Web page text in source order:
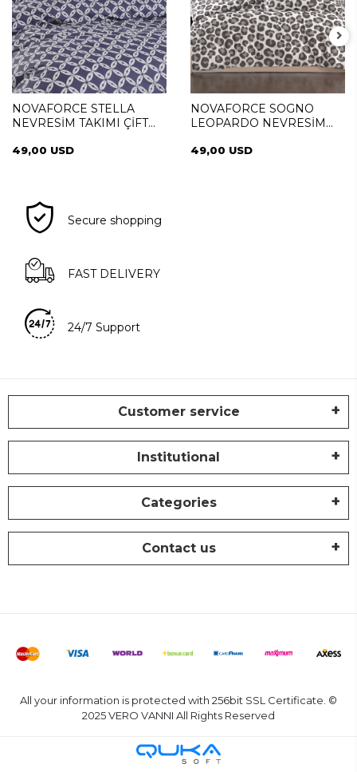
NOVAFORCE STELLA
NEVRESİM TAKIMI ÇİFT
49,00 USD
NOVAFORCE SOGNO
LEOPARDO NEVRESİM
49,00 USD
Secure shopping
FAST DELIVERY
24/7 Support
Customer service
Institutional
Categories
Contact us
All your information is protected with 256bit SSL Certificate. ©
2025 VERO VANNI All Rights Reserved